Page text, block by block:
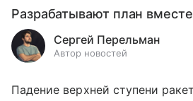
Разрабатывают план
Сергей Перельман
Автор новостей
Падение верхней ступени